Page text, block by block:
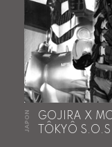
JAPON
GOJIRA X
TÔKYÔ S.O.S